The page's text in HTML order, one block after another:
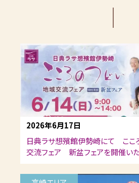
2026年6月17日
日典ラサ想殯館伊勢崎にて こ
交流フェア 新盆フェアを開催いた